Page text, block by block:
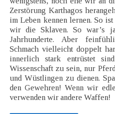
Zerstörung Karthagos
im Leben kennen lernen. So
wir die Sklaven. So war’s
Jahrhunderte. Aber
Schmach vielleicht doppelt
innerlich stark entrüstet
Wissenschaft zu sein, nur
und Wüstlingen zu dienen.
den Gewehren! Wenn wir
verwenden wir andere Waffen!